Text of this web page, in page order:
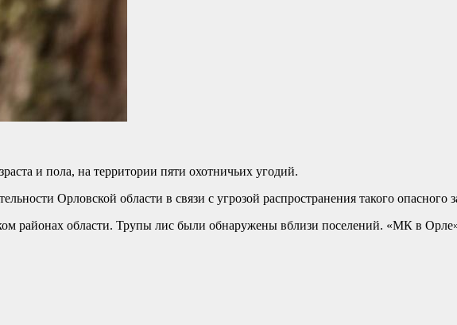
и пола, на территории пяти охотничьих угодий.
Орловской области в связи с угрозой распространения такого
районах области. Трупы лис были обнаружены вблизи поселений. «МК в